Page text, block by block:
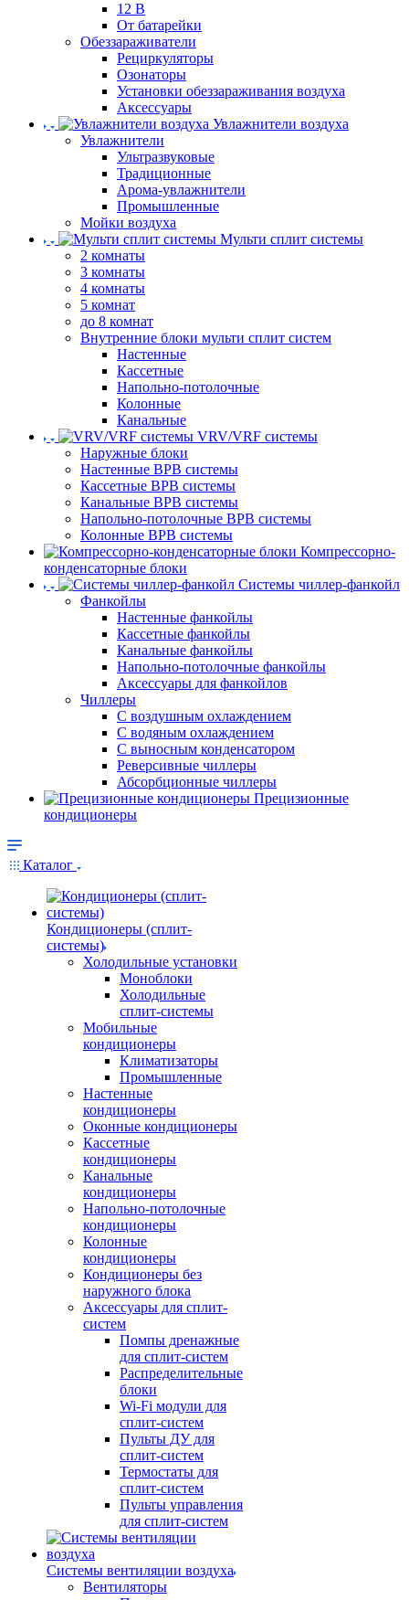
12 В
От батарейки
Обеззараживатели
Рециркуляторы
Озонаторы
Установки обеззараживания воздуха
Аксессуары
Увлажнители воздуха
Увлажнители
Ультразвуковые
Традиционные
Арома-увлажнители
Промышленные
Мойки воздуха
Мульти сплит системы
2 комнаты
3 комнаты
4 комнаты
5 комнат
до 8 комнат
Внутренние блоки мульти сплит систем
Настенные
Кассетные
Напольно-потолочные
Колонные
Канальные
VRV/VRF системы
Наружные блоки
Настенные ВРВ системы
Кассетные ВРВ системы
Канальные ВРВ системы
Напольно-потолочные ВРВ системы
Колонные ВРВ системы
Компрессорно-
конденсаторные блоки
Системы чиллер-фанкойл
Фанкойлы
Настенные фанкойлы
Кассетные фанкойлы
Канальные фанкойлы
Напольно-потолочные фанкойлы
Аксессуары для фанкойлов
Чиллеры
С воздушным охлаждением
С водяным охлаждением
С выносным конденсатором
Реверсивные чиллеры
Абсорбционные чиллеры
Прецизионные
кондиционеры
Каталог
Кондиционеры (сплит-
системы)
Холодильные установки
Моноблоки
Холодильные
сплит-системы
Мобильные
кондиционеры
Климатизаторы
Промышленные
Настенные
кондиционеры
Оконные кондиционеры
Кассетные
кондиционеры
Канальные
кондиционеры
Напольно-потолочные
кондиционеры
Колонные
кондиционеры
Кондиционеры без
наружного блока
Аксессуары для сплит-
систем
Помпы дренажные
для сплит-систем
Распределительные
блоки
Wi-Fi модули для
сплит-систем
Пульты ДУ для
сплит-систем
Термостаты для
сплит-систем
Пульты управления
для сплит-систем
Системы вентиляции воздуха
Вентиляторы